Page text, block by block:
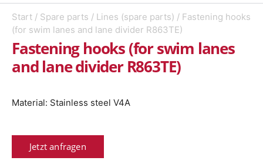
Start / Spare parts / Lines (spare parts) / Fastening hooks
(for swim lanes and lane divider R863TE)
Fastening hooks (for swim lanes
and lane divider R863TE)
Material: Stainless steel V4A
Jetzt anfragen